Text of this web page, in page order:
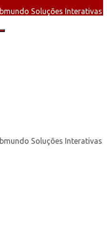
Soluções Interativas
Soluções Interativas